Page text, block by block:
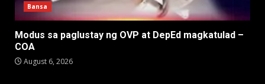
Bansa
Modus sa paglustay ng OVP at DepEd magkatulad –
COA
August 6, 2026